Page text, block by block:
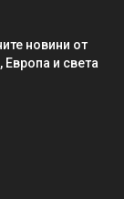
новини от
Европа и света